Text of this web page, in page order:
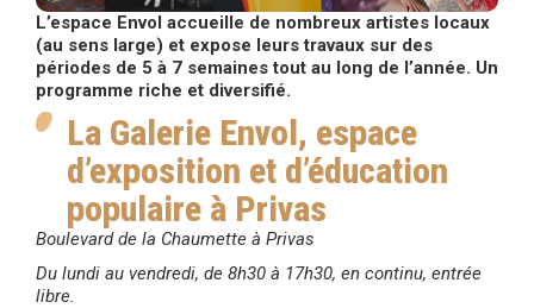
L’espace Envol accueille de nombreux artistes locaux
(au sens large) et expose leurs travaux sur des
périodes de 5 à 7 semaines tout au long de l’année. Un
programme riche et diversifié.
La Galerie Envol, espace
d’exposition et d’éducation
populaire à Privas
Boulevard de la Chaumette à Privas
Du lundi au vendredi, de 8h30 à 17h30, en continu, entrée
libre.